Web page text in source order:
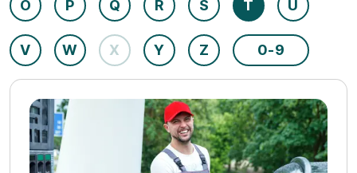
O P Q R S T U
V W X Y Z 0-9